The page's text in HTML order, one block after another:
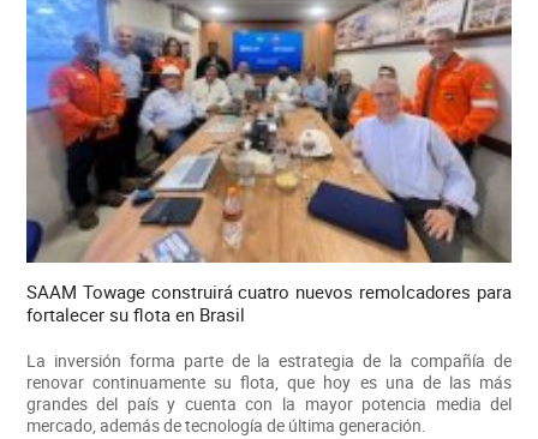
SAAM Towage construirá cuatro nuevos remolcadores para
fortalecer su flota en Brasil
La inversión forma parte de la estrategia de la compañía de
renovar continuamente su flota, que hoy es una de las más
grandes del país y cuenta con la mayor potencia media del
mercado, además de tecnología de última generación.